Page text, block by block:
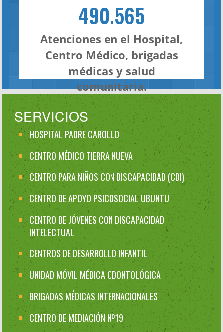
490.565
Atenciones en el Hospital,
Centro Médico, brigadas
médicas y salud
comunitaria.
SERVICIOS
HOSPITAL PADRE CAROLLO
CENTRO MÉDICO TIERRA NUEVA
CENTRO PARA NIÑOS CON DISCAPACIDAD (CDI)
CENTRO DE APOYO PSICOSOCIAL UBUNTU
CENTRO DE JÓVENES CON DISCAPACIDAD
INTELECTUAL
CENTROS DE DESARROLLO INFANTIL
UNIDAD MÓVIL MÉDICA ODONTOLÓGICA
BRIGADAS MÉDICAS INTERNACIONALES
CENTRO DE MEDIACIÓN Nº19